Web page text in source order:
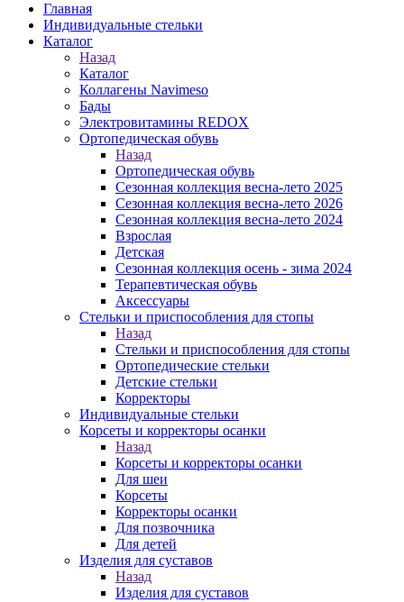
Главная
Индивидуальные стельки
Каталог
Назад
Каталог
Коллагены Navimeso
Бады
Электровитамины REDOX
Ортопедическая обувь
Назад
Ортопедическая обувь
Сезонная коллекция весна-лето 2025
Сезонная коллекция весна-лето 2026
Сезонная коллекция весна-лето 2024
Взрослая
Детская
Сезонная коллекция осень - зима 2024
Терапевтическая обувь
Аксессуары
Стельки и приспособления для стопы
Назад
Стельки и приспособления для стопы
Ортопедические стельки
Детские стельки
Корректоры
Индивидуальные стельки
Корсеты и корректоры осанки
Назад
Корсеты и корректоры осанки
Для шеи
Корсеты
Корректоры осанки
Для позвочника
Для детей
Изделия для суставов
Назад
Изделия для суставов